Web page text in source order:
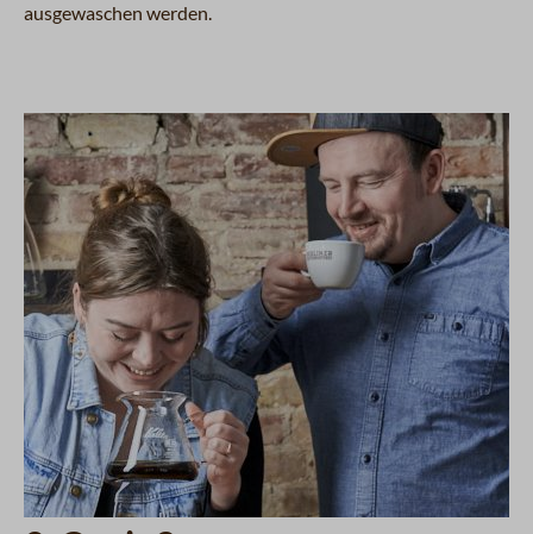
ausgewaschen werden.